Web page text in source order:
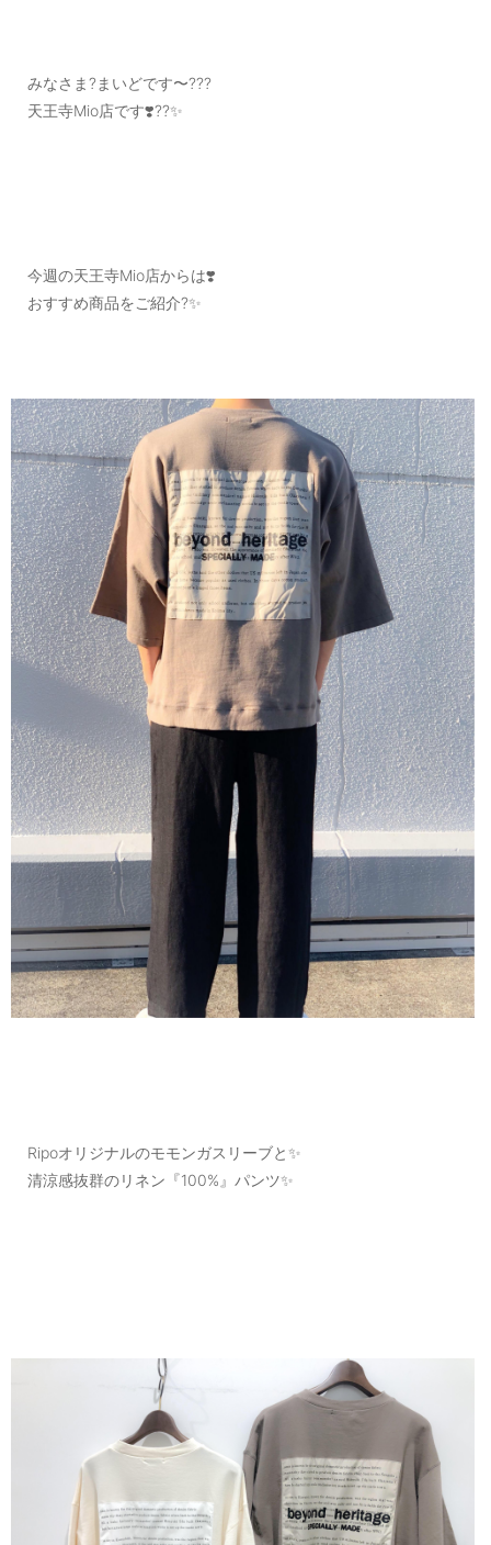
みなさま?まいどです〜???
天王寺Mio店です❣️??✨
今週の天王寺Mio店からは❣️
おすすめ商品をご紹介?✨
Ripoオリジナルのモモンガスリーブと✨
清涼感抜群のリネン『100%』パンツ✨